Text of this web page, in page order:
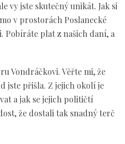
vy jste skutečný unikát. Jak si
v prostorách Poslanecké
Pobíráte plat z našich daní, a
Vondráčkovi. Věřte mi, že
jste přišla. Z jejich okolí je
a jak se jejich političtí
že dostali tak snadný terč